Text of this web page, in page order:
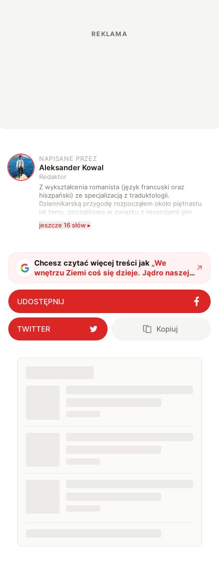
A
NAPISANE PRZEZ
Aleksander Kowal
Redaktor
Z wykształcenia romanista (język francuski oraz
hiszpański) ze specjalizacją z traduktologii.
Dziennikarską przygodę rozpocząłem około piętnastu
lat temu, początkowo w związku z recenzjami gier
komputerowych i filmów. Obecnie publikuję
zdecydowanie częściej na tematy związane z nauką
także uprawiać oraz oglądać sport.
jeszcze 16 słów ▸
Chcesz czytać więcej treści jak „We
wnętrzu Ziemi coś się dzieje. Jądro naszej
planety prawie przestało się obracać"?
UDOSTĘPNIJ
TWITTER Kopiuj